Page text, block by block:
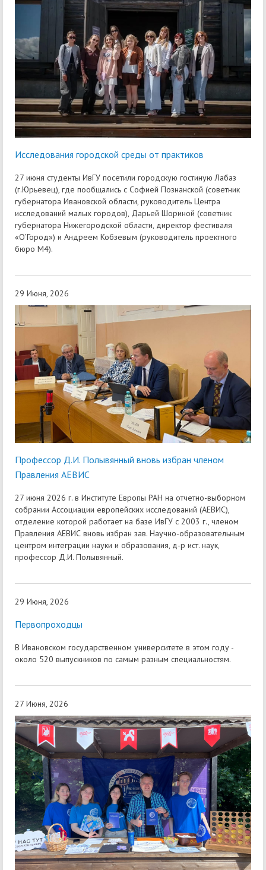
Исследования городской среды от практиков
27 июня студенты ИвГУ посетили городскую гостиную Лабаз
(г.Юрьевец), где пообщались с Софией Познанской (советник
губернатора Ивановской области, руководитель Центра
исследований малых городов), Дарьей Шориной (советник
губернатора Нижегородской области, директор фестиваля
«О’Город») и Андреем Кобзевым (руководитель проектного
бюро М4).
29 Июня, 2026
Профессор Д.И. Полывянный вновь избран членом
Правления АЕВИС
27 июня 2026 г. в Институте Европы РАН на отчетно-выборном
собрании Ассоциации европейских исследований (АЕВИС),
отделение которой работает на базе ИвГУ с 2003 г., членом
Правления АЕВИС вновь избран зав. Научно-образовательным
центром интеграции науки и образования, д-р ист. наук,
профессор Д.И. Полывянный.
29 Июня, 2026
Первопроходцы
В Ивановском государственном университете в этом году -
около 520 выпускников по самым разным специальностям.
27 Июня, 2026